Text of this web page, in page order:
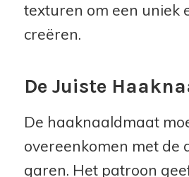
texturen om een uniek
creëren.
De Juiste
De haaknaaldmaat
overeenkomen met de
garen. Het patroon